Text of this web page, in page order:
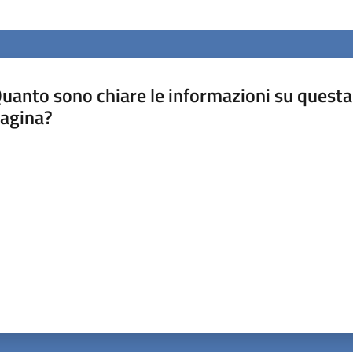
sono chiare le informazioni su questa